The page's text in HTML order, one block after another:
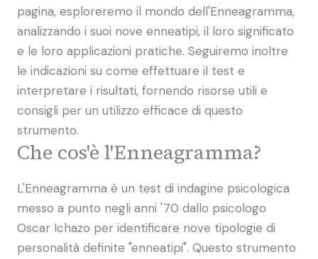
pagina, esploreremo il mondo dell'Enneagramma,
analizzando i suoi nove enneatipi, il loro significato
e le loro applicazioni pratiche. Seguiremo inoltre
le indicazioni su come effettuare il test e
interpretare i risultati, fornendo risorse utili e
consigli per un utilizzo efficace di questo
strumento.
Che cos'è l'Enneagramma?
L'Enneagramma è un test di indagine psicologica
messo a punto negli anni '70 dallo psicologo
Oscar Ichazo per identificare nove tipologie di
personalità definite "enneatipi". Questo strumento